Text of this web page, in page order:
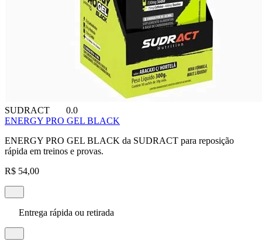
SUDRACT
0.0
ENERGY PRO GEL BLACK
ENERGY PRO GEL BLACK da SUDRACT para reposição
rápida em treinos e provas.
R$ 54,00
Entrega rápida ou retirada